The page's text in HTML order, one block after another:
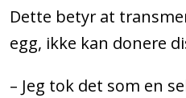
Dette betyr at
egg, ikke kan donere
– Jeg tok det som en